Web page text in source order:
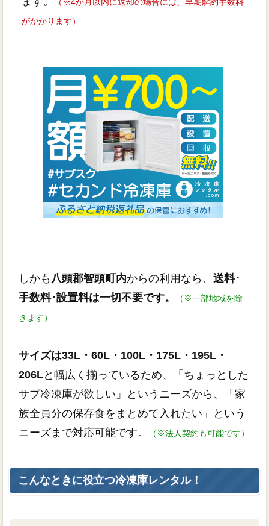
がかかります）
しかも 八頭郡智頭町内からの利用なら、 送料･
手数料･設置料は一切不要です。
（※一部地域を除
きます）
サイズは33L・60L・100L・175L・195L・
206Lと幅広く揃っているため、「ちょっとした
サブ冷凍庫が欲しい」というニーズから、「家
族全員分の保存食をまとめて入れたい」という
ニーズまで対応可能です。
（※法人契約も可能です）
こんなときに役立つ冷凍庫レンタル！